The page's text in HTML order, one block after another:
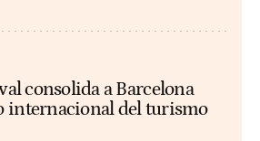
consolida a Barcelona
internacional del turismo